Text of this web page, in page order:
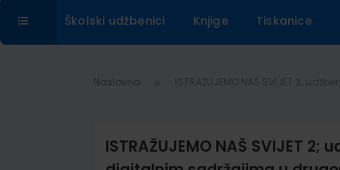
Školski udžbenici Knjige Tiskanice
Naslovna
ISTRAŽUJEMO NAŠ SVIJET